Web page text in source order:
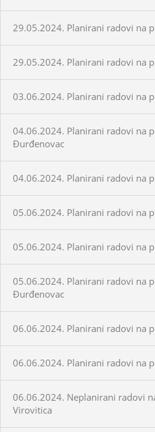
29.05.2024. Planirani radovi na
29.05.2024. Planirani radovi na
03.06.2024. Planirani radovi na
04.06.2024. Planirani radovi na
Đurđenovac
04.06.2024. Planirani radovi na
05.06.2024. Planirani radovi na
05.06.2024. Planirani radovi na
05.06.2024. Planirani radovi na
Đurđenovac
06.06.2024. Planirani radovi na
06.06.2024. Planirani radovi na
06.06.2024. Neplanirani radovi
Virovitica